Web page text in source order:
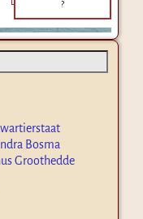
?
Bosma
Groothedde